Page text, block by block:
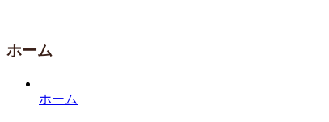
ホーム
ホーム